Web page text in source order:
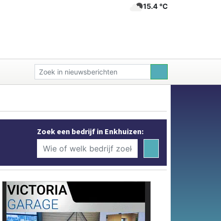
15.4 ℃
Zoek een bedrijf in Enkhuizen: